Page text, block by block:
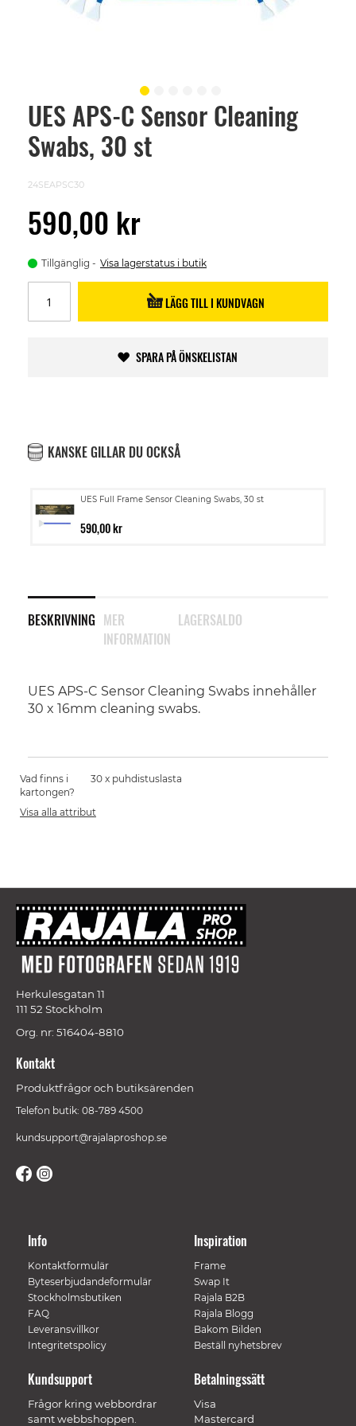
UES APS-C Sensor Cleaning
Swabs, 30 st
24SEAPSC30
590,00 kr
Tillgänglig Visa lagerstatus i butik
LÄGG TILL I KUNDVAGN
SPARA PÅ ÖNSKELISTAN
KANSKE GILLAR DU OCKSÅ
UES Full Frame Sensor Cleaning Swabs, 30 st
590,00 kr
BESKRIVNING
UES APS-C Sensor Cleaning Swabs innehåller
30 x 16mm cleaning swabs.
MER
INFORMATION
LAGERSALDO
Skip
beginning
images
Vad finns i
kartongen?
30 x puhdistuslasta
Visa alla attribut
Herkulesgatan 11
111 52 Stockholm
Org. nr: 516404-8810
Kontakt
Produktfrågor och butiksärenden
Telefon butik: 08-789 4500
kundsupport@rajalaproshop.se
Info
Kontaktformulär
Byteserbjudandeformulär
Stockholmsbutiken
FAQ
Leveransvillkor
Integritetspolicy
Inspiration
Frame
Swap It
Rajala B2B
Rajala Blogg
Bakom Bilden
Beställ nyhetsbrev
Betalningssätt
Visa
Mastercard
Kundsupport
Frågor kring webbordrar
samt webbshoppen.